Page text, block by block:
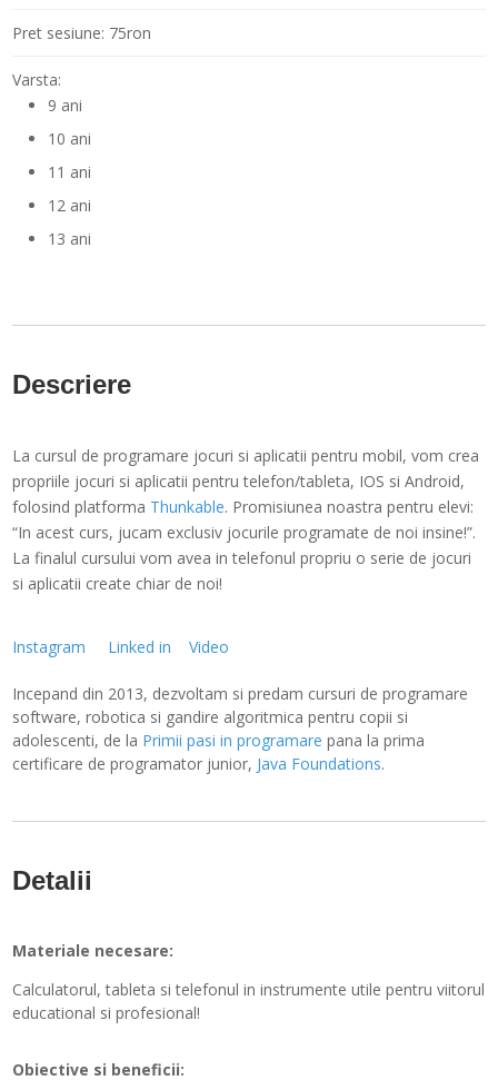
Pret sesiune: 75ron
Varsta:
9 ani
10 ani
11 ani
12 ani
13 ani
Descriere
La cursul de programare jocuri si aplicatii pentru mobil, vom crea
propriile jocuri si aplicatii pentru telefon/tableta, IOS si Android,
folosind platforma Thunkable. Promisiunea noastra pentru elevi:
“In acest curs, jucam exclusiv jocurile programate de noi insine!”.
La finalul cursului vom avea in telefonul propriu o serie de jocuri
si aplicatii create chiar de noi!
Instagram Linked inVideo
Incepand din 2013, dezvoltam si predam cursuri de programare
software, robotica si gandire algoritmica pentru copii si
adolescenti, de la Primii pasi in programare pana la prima
certificare de programator junior, Java Foundations.
Detalii
Materiale necesare:
Calculatorul, tableta si telefonul in instrumente utile pentru viitorul
educational si profesional!
Obiective si beneficii: